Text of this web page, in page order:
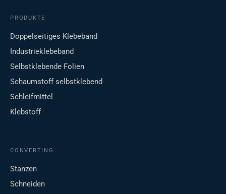
PRODUKTE
Doppelseitiges Klebeband
Industrieklebeband
Selbstklebende Folien
Schaumstoff selbstklebend
Schleifmittel
Klebstoff
CONVERTING
Stanzen
Schneiden